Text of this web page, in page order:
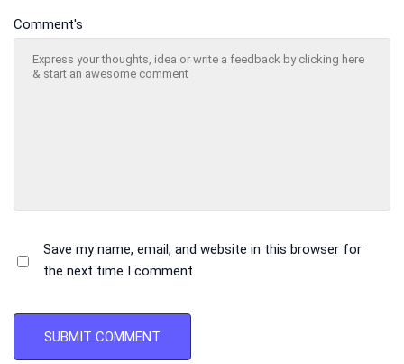
Comment's
Save my name, email, and website in this browser for
the next time I comment.